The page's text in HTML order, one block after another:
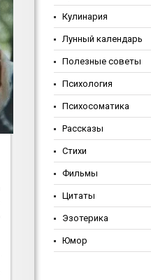
Кулинария
Лунный календарь
Полезные советы
Психология
Психосоматика
Рассказы
Стихи
Фильмы
Цитаты
Эзотерика
Юмор